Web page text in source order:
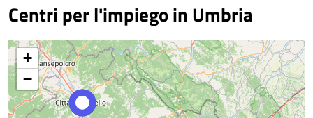
Centri per l'impiego in Umbria
+
−